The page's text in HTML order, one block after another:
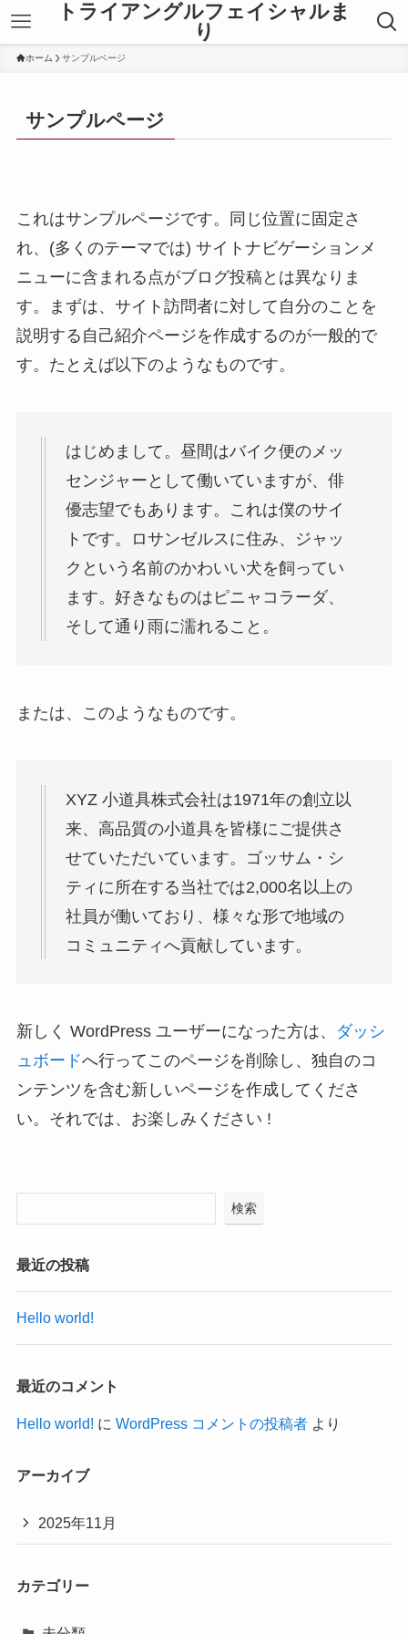
トライアングルフェイシャルま
り
ホーム サンプルページ
サンプルページ
これはサンプルページです。同じ位置に固定さ
れ、(多くのテーマでは) サイトナビゲーションメ
ニューに含まれる点がブログ投稿とは異なりま
す。まずは、サイト訪問者に対して自分のことを
説明する自己紹介ページを作成するのが一般的で
す。たとえば以下のようなものです。
はじめまして。昼間はバイク便のメッ
センジャーとして働いていますが、俳
優志望でもあります。これは僕のサイ
トです。ロサンゼルスに住み、ジャッ
クという名前のかわいい犬を飼ってい
ます。好きなものはピニャコラーダ、
そして通り雨に濡れること。
または、このようなものです。
XYZ 小道具株式会社は1971年の創立以
来、高品質の小道具を皆様にご提供さ
せていただいています。ゴッサム・シ
ティに所在する当社では2,000名以上の
社員が働いており、様々な形で地域の
コミュニティへ貢献しています。
新しく WordPress ユーザーになった方は、
ダッシ
ュボードへ行ってこのページを削除し、独自のコ
ンテンツを含む新しいページを作成してくださ
い。それでは、お楽しみください !
検索
最近の投稿
Hello world!
最近のコメント
Hello world! に WordPress コメントの投稿者より
アーカイブ
2025年11月
カテゴリー